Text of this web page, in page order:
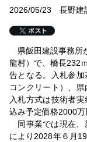
2026/05/23 長野建
県飯田建設事務所
龍村）で、橋長232
告となる。入札参
コンクリート）、
入札方式は技術者
込み予定価格2000万
同事業では現在、
により2028年６月